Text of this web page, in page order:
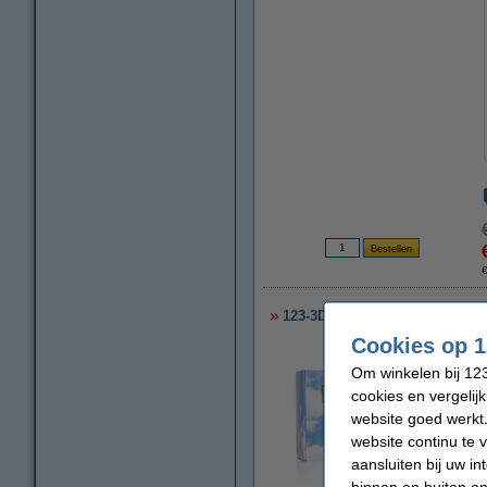
123-3D Filament neutraal 2,85
Cookies op
Om winkelen bij
cookies en
website goed
website continu te
aansluiten bij uw